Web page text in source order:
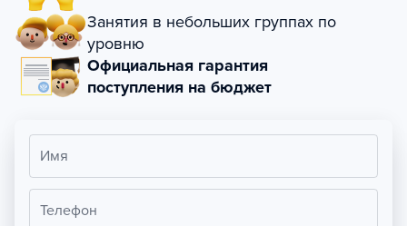
Занятия в небольших группах по
уровню
Официальная гарантия
поступления на бюджет
Имя
Телефон